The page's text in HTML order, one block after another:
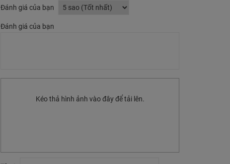
Đánh giá của bạn
Đánh giá của bạn
Kéo thả hình ảnh vào đây để tải lên.